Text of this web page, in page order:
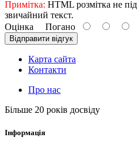
Примітка: HTML розмітка не
звичайний текст.
Оцінка Погано
Відправити відгук
Карта сайта
Контакти
Про нас
Більше 20 років досвіду
Інформація